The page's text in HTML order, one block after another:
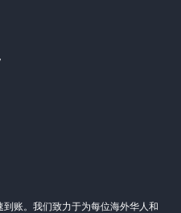
账。我们致力于为每位海外华人和